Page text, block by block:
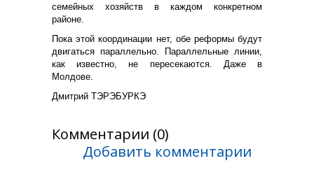
семейных хозяйств в каждом конкретном
районе.
Пока этой координации нет, обе реформы будут
двигаться параллельно. Параллельные линии,
как известно, не пересекаются. Даже в
Молдове.
Дмитрий ТЭРЭБУРКЭ
Комментарии (0)
Добавить комментарии